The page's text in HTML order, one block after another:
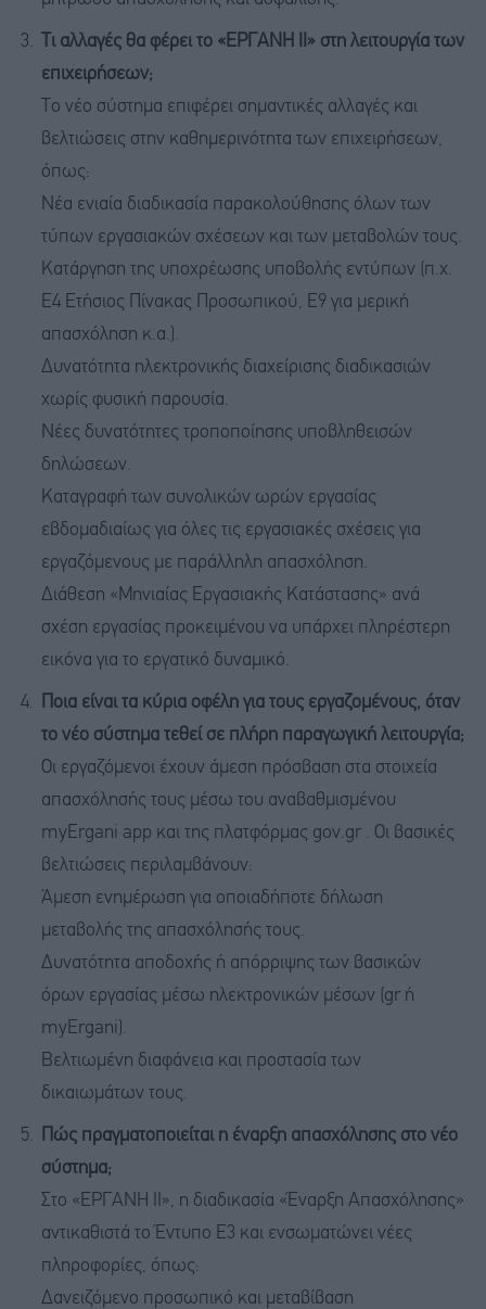
Τι αλλαγές θα φέρει το «ΕΡΓΑΝΗ ΙΙ» στη λειτουργία των
επιχειρήσεων;
Το νέο σύστημα επιφέρει σημαντικές αλλαγές και
βελτιώσεις στην καθημερινότητα των επιχειρήσεων,
όπως:
Νέα ενιαία διαδικασία παρακολούθησης όλων των
τύπων εργασιακών σχέσεων και των μεταβολών τους.
Κατάργηση της υποχρέωσης υποβολής εντύπων (π.χ.
Ε4 Ετήσιος Πίνακας Προσωπικού, Ε9 για μερική
απασχόληση κ.α.).
Δυνατότητα ηλεκτρονικής διαχείρισης διαδικασιών
χωρίς φυσική παρουσία.
Νέες δυνατότητες τροποποίησης υποβληθεισών
δηλώσεων.
Καταγραφή των συνολικών ωρών εργασίας
εβδομαδιαίως για όλες τις εργασιακές σχέσεις για
εργαζόμενους με παράλληλη απασχόληση.
Διάθεση «Μηνιαίας Εργασιακής Κατάστασης» ανά
σχέση εργασίας προκειμένου να υπάρχει πληρέστερη
εικόνα για το εργατικό δυναμικό.
Ποια είναι τα κύρια οφέλη για τους εργαζομένους, όταν
το νέο σύστημα τεθεί σε πλήρη παραγωγική λειτουργία;
Οι εργαζόμενοι έχουν άμεση πρόσβαση στα στοιχεία
απασχόλησής τους μέσω του αναβαθμισμένου
myErgani app και της πλατφόρμας gov.gr . Οι βασικές
βελτιώσεις περιλαμβάνουν:
Άμεση ενημέρωση για οποιαδήποτε δήλωση
μεταβολής της απασχόλησής τους.
Δυνατότητα αποδοχής ή απόρριψης των βασικών
όρων εργασίας μέσω ηλεκτρονικών μέσων (gr ή
myErgani).
Βελτιωμένη διαφάνεια και προστασία των
δικαιωμάτων τους.
Πώς πραγματοποιείται η έναρξη απασχόλησης στο νέο
σύστημα;
Στο «ΕΡΓΑΝΗ ΙΙ», η διαδικασία «Έναρξη Απασχόλησης»
αντικαθιστά το Έντυπο Ε3 και ενσωματώνει νέες
πληροφορίες, όπως:
Δανειζόμενο προσωπικό και μεταβίβαση